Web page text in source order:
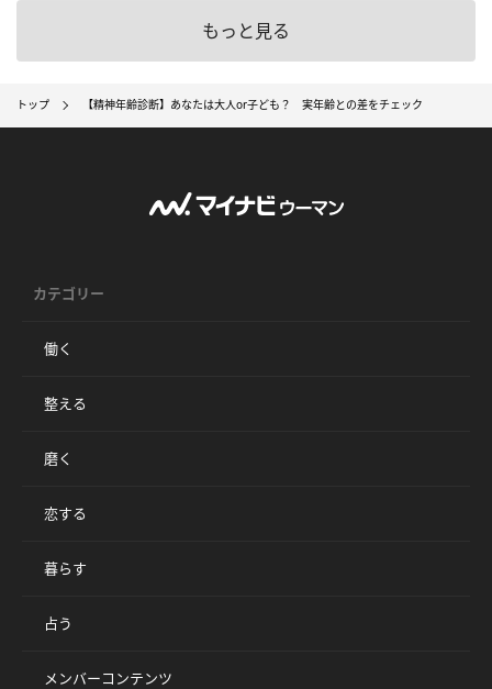
もっと見る
トップ 【精神年齢診断】あなたは大人or子ども？ 実年齢との差をチェック
カテゴリー
働く
整える
磨く
恋する
暮らす
占う
メンバーコンテンツ